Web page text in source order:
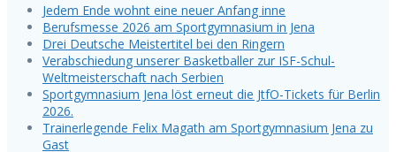
Jedem Ende wohnt eine neuer Anfang inne
Berufsmesse 2026 am Sportgymnasium in Jena
Drei Deutsche Meistertitel bei den Ringern
Verabschiedung unserer Basketballer zur ISF-Schul-
Weltmeisterschaft nach Serbien
Sportgymnasium Jena löst erneut die JtfO-Tickets für Berlin
2026.
Trainerlegende Felix Magath am Sportgymnasium Jena zu
Gast